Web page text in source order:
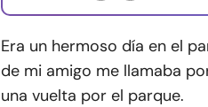
Era un hermoso día en el
de mi amigo me llamaba
una vuelta por el parque.